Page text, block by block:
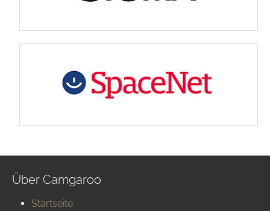
Über Camgaroo
Startseite